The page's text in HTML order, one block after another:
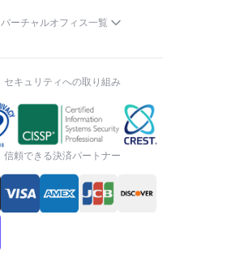
バーチャルオフィス一覧
セキュリティへの取り組み
信頼できる決済パートナー